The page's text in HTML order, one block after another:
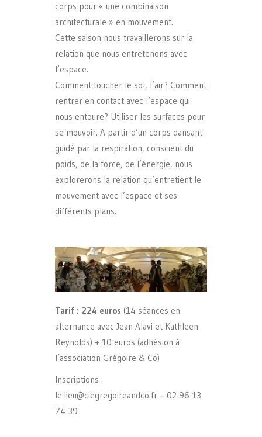
corps pour « une combinaison
architecturale » en mouvement.
Cette saison nous travaillerons sur la
relation que nous entretenons avec
l’espace.
Comment toucher le sol, l’air? Comment
rentrer en contact avec l’espace qui
nous entoure? Utiliser les surfaces pour
se mouvoir. A partir d’un corps dansant
guidé par la respiration, conscient du
poids, de la force, de l’énergie, nous
explorerons la relation qu’entretient le
mouvement avec l’espace et ses
différents plans.
Tarif : 224 euros (14 séances en
alternance avec Jean Alavi et Kathleen
Reynolds) + 10 euros (adhésion à
l’association Grégoire & Co)
Inscriptions :
le.lieu@ciegregoireandco.fr – 02 96 13
74 39